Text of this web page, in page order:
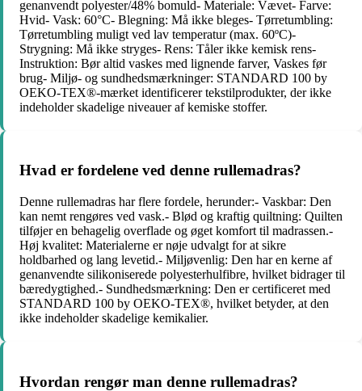
genanvendt polyester/48% bomuld- Materiale: Vævet- Farve:
Hvid- Vask: 60°C- Blegning: Må ikke bleges- Tørretumbling:
Tørretumbling muligt ved lav temperatur (max. 60ºC)-
Strygning: Må ikke stryges- Rens: Tåler ikke kemisk rens-
Instruktion: Bør altid vaskes med lignende farver, Vaskes før
brug- Miljø- og sundhedsmærkninger: STANDARD 100 by
OEKO-TEX®-mærket identificerer tekstilprodukter, der ikke
indeholder skadelige niveauer af kemiske stoffer.
Hvad er fordelene ved denne rullemadras?
Denne rullemadras har flere fordele, herunder:- Vaskbar: Den
kan nemt rengøres ved vask.- Blød og kraftig quiltning: Quilten
tilføjer en behagelig overflade og øget komfort til madrassen.-
Høj kvalitet: Materialerne er nøje udvalgt for at sikre
holdbarhed og lang levetid.- Miljøvenlig: Den har en kerne af
genanvendte silikoniserede polyesterhulfibre, hvilket bidrager til
bæredygtighed.- Sundhedsmærkning: Den er certificeret med
STANDARD 100 by OEKO-TEX®, hvilket betyder, at den
ikke indeholder skadelige kemikalier.
Hvordan rengør man denne rullemadras?